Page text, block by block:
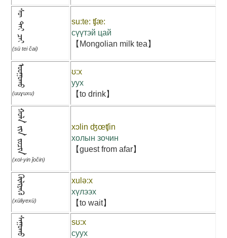
ᠰᠦ᠋ ᠲᠡᠢ ᠴᠠᠢ
(sü tei čai)
su:te: ʧæ:
сүүтэй цай
【Mongolian milk tea】
ᠣᠣᠭᠣᠬᠤ
(uuɣuxu)
ʊ:x
уух
【to drink】
ᠬᠣᠯᠠ ᠵᠢᠨ ᠵᠣᠴᠢᠨ
(xol-yin ǰočin)
xɔlin ʤœʧin
холын зочин
【guest from afar】
ᠬᠦᠯᠢᠶᠡᠬᠦ
(xüliyexü)
xulə:x
хүлээх
【to wait】
ᠰᠠᠭᠣᠬᠤ
sʊ:x
суух